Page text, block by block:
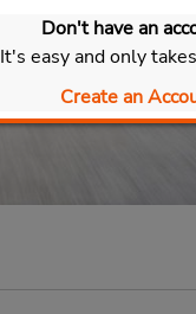
Selecionar meu
Don't have an
It's easy and only
Create an